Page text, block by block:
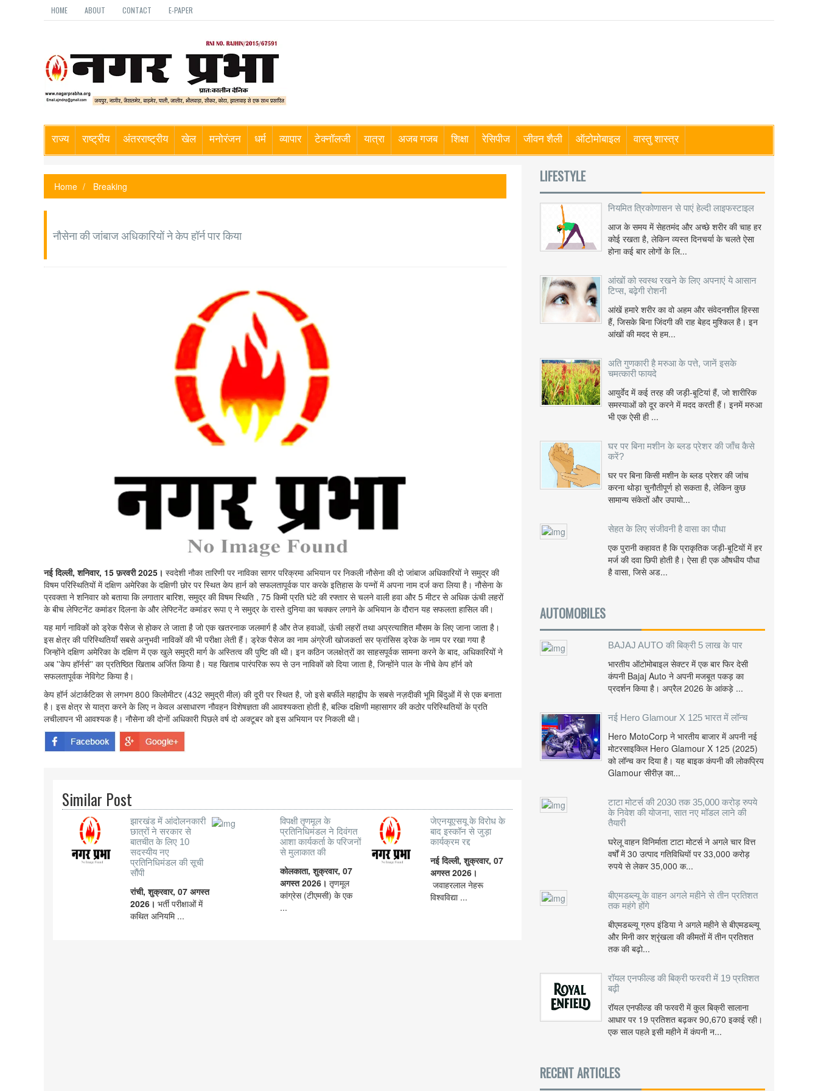
HOME ABOUT CONTACT E-PAPER
राज्य राष्ट्रीय अंतरराष्ट्रीय खेल मनोरंजन धर्म व्यापार टेक्नॉलजी यात्रा अजब गजब शिक्षा रेसिपीज जीवन शैली ऑटोमोबाइल वास्तु शास्त्र
Home Breaking
नौसेना की जांबाज अधिकारियों ने केप हॉर्न पार किया
नई दिल्ली, शनिवार, 15 फ़रवरी 2025। स्वदेशी नौका तारिणी पर नाविका सागर परिक्रमा अभियान पर निकली नौसेना की दो जांबाज अधिकारियों ने समुद्र की
विषम परिस्थितियों में दक्षिण अमेरिका के दक्षिणी छोर पर स्थित केप हार्न को सफलतापूर्वक पार करके इतिहास के पन्नों में अपना नाम दर्ज करा लिया है। नौसेना के
प्रवक्ता ने शनिवार को बताया कि लगातार बारिश, समुद्र की विषम स्थिति , 75 किमी प्रति घंटे की रफ्तार से चलने वाली हवा और 5 मीटर से अधिक ऊंची लहरों
के बीच लेफ्टिनेंट कमांडर दिलना के और लेफ्टिनेंट कमांडर रूपा ए ने समुद्र के रास्ते दुनिया का चक्कर लगाने के अभियान के दौरान यह सफलता हासिल की।
यह मार्ग नाविकों को ड्रेक पैसेज से होकर ले जाता है जो एक खतरनाक जलमार्ग है और तेज हवाओं, ऊंची लहरों तथा अप्रत्याशित मौसम के लिए जाना जाता है।
इस क्षेत्र की परिस्थितियाँ सबसे अनुभवी नाविकों की भी परीक्षा लेती हैं। ड्रेक पैसेज का नाम अंग्रेजी खोजकर्ता सर फ्रांसिस ड्रेक के नाम पर रखा गया है
जिन्होंने दक्षिण अमेरिका के दक्षिण में एक खुले समुद्री मार्ग के अस्तित्व की पुष्टि की थी। इन कठिन जलक्षेत्रों का साहसपूर्वक सामना करने के बाद, अधिकारियों ने
अब ''केप हॉर्नर्स'' का प्रतिष्ठित खिताब अर्जित किया है। यह खिताब पारंपरिक रूप से उन नाविकों को दिया जाता है, जिन्होंने पाल के नीचे केप हॉर्न को
सफलतापूर्वक नेविगेट किया है।
केप हॉर्न अंटार्कटिका से लगभग 800 किलोमीटर (432 समुद्री मील) की दूरी पर स्थित है, जो इसे बर्फीले महाद्वीप के सबसे नज़दीकी भूमि बिंदुओं में से एक बनाता
है। इस क्षेत्र से यात्रा करने के लिए न केवल असाधारण नौवहन विशेषज्ञता की आवश्यकता होती है, बल्कि दक्षिणी महासागर की कठोर परिस्थितियों के प्रति
लचीलापन भी आवश्यक है। नौसेना की दोनों अधिकारी पिछले वर्ष दो अक्टूबर को इस अभियान पर निकली थी।
Similar Post
झारखंड में आंदोलनकारी
छात्रों ने सरकार से
बातचीत के लिए 10
सदस्यीय नए
प्रतिनिधिमंडल की सूची
सौंपी
रांची, शुक्रवार, 07 अगस्त
2026। भर्ती परीक्षाओं में
कथित अनियमि ...
विपक्षी तृणमूल के
प्रतिनिधिमंडल ने दिवंगत
आशा कार्यकर्ता के परिजनों
से मुलाकात की
कोलकाता, शुक्रवार, 07
अगस्त 2026।तृणमूल
कांग्रेस (टीएमसी) के एक
...
जेएनयूएसयू के विरोध के
बाद इस्कॉन से जुड़ा
कार्यक्रम रद्द
नई दिल्ली, शुक्रवार, 07
अगस्त 2026।
जवाहरलाल नेहरू
विश्वविद्या ...
LIFESTYLE
नियमित त्रिकोणासन से पाएं हेल्दी लाइफस्टाइल
आज के समय में सेहतमंद और अच्छे शरीर की चाह हर
कोई रखता है, लेकिन व्यस्त दिनचर्या के चलते ऐसा
होना कई बार लोगों के लि...
आंखों को स्वस्थ रखने के लिए अपनाएं ये आसान
टिप्स, बढ़ेगी रोशनी
आंखें हमारे शरीर का वो अहम और संवेदनशील हिस्सा
हैं, जिसके बिना जिंदगी की राह बेहद मुश्किल है। इन
आंखों की मदद से हम...
अति गुणकारी है मरुआ के पत्ते, जानें इसके
चमत्कारी फायदे
आयुर्वेद में कई तरह की जड़ी-बूटियां हैं, जो शारीरिक
समस्याओं को दूर करने में मदद करती हैं। इनमें मरुआ
भी एक ऐसी ही ...
घर पर बिना मशीन के ब्लड प्रेशर की जाँच कैसे
करें?
घर पर बिना किसी मशीन के ब्लड प्रेशर की जांच
करना थोड़ा चुनौतीपूर्ण हो सकता है, लेकिन कुछ
सामान्य संकेतों और उपायो...
सेहत के लिए संजीवनी है वासा का पौधा
एक पुरानी कहावत है कि प्राकृतिक जड़ी-बूटियों में हर
मर्ज की दवा छिपी होती है। ऐसा ही एक औषधीय पौधा
है वासा, जिसे अड...
AUTOMOBILES
BAJAJ AUTO की बिक्री 5 लाख के पार
भारतीय ऑटोमोबाइल सेक्टर में एक बार फिर देसी
कंपनी Bajaj Auto ने अपनी मजबूत पकड़ का
प्रदर्शन किया है। अप्रैल 2026 के आंकड़े ...
नई Hero Glamour X 125 भारत में लॉन्च
Hero MotoCorp ने भारतीय बाजार में अपनी नई
मोटरसाइकिल Hero Glamour X 125 (2025)
को लॉन्च कर दिया है। यह बाइक कंपनी की लोकप्रिय
Glamour सीरीज़ का...
टाटा मोटर्स की 2030 तक 35,000 करोड़ रुपये
के निवेश की योजना, सात नए मॉडल लाने की
तैयारी
घरेलू वाहन विनिर्माता टाटा मोटर्स ने अगले चार वित्त
वर्षों में 30 उत्पाद गतिविधियों पर 33,000 करोड़
रुपये से लेकर 35,000 क...
बीएमडब्ल्यू के वाहन अगले महीने से तीन प्रतिशत
तक महंगे होंगे
बीएमडब्ल्यू ग्रुप इंडिया ने अगले महीने से बीएमडब्ल्यू
और मिनी कार श्रृंखला की कीमतों में तीन प्रतिशत
तक की बढ़ो...
रॉयल एनफील्ड की बिक्री फरवरी में 19 प्रतिशत
बढ़ी
रॉयल एनफील्ड की फरवरी में कुल बिक्री सालाना
आधार पर 19 प्रतिशत बढ़कर 90,670 इकाई रही।
एक साल पहले इसी महीने में कंपनी न...
RECENT ARTICLES